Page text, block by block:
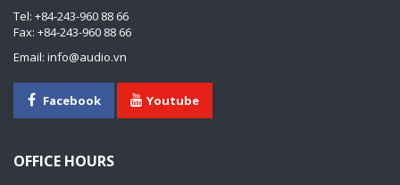
Tel: +84-243-960 88 66
Fax: +84-243-960 88 66
Email: info@audio.vn
Facebook Youtube
OFFICE HOURS